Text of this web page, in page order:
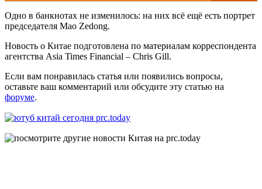
Одно в банкнотах не изменилось: на них всё ещё есть портрет
председателя Mao Zedong.
Новость о Китае подготовлена по материалам корреспондента
агентства Asia Times Financial – Chris Gill.
Если вам понравилась статья или появились вопросы,
оставьте ваш комментарий или обсудите эту статью на
форуме.